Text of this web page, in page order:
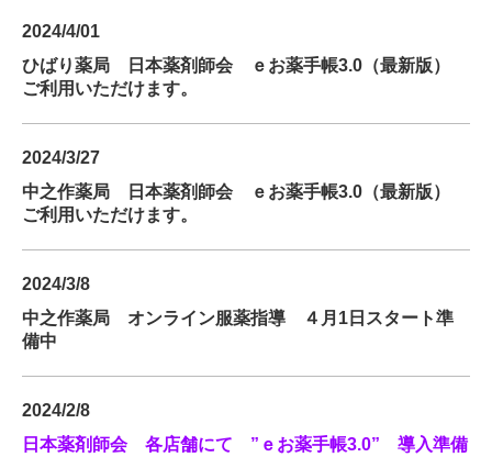
2024/4/01
ひばり薬局 日本薬剤師会 ｅお薬手帳3.0（最新版）
ご利用いただけます。
2024/3/27
中之作薬局 日本薬剤師会 ｅお薬手帳3.0（最新版）
ご利用いただけます。
2024/3/8
中之作薬局 オンライン服薬指導 ４月1日スタート準
備中
2024/2/8
日本薬剤師会 各店舗にて ”ｅお薬手帳3.0” 導入準備